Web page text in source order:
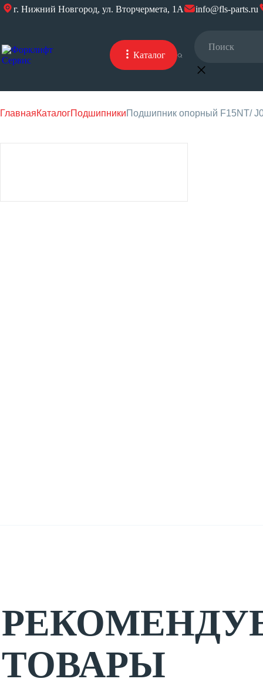
г. Нижний Новгород, ул. Вторчермета, 1А info@fls-parts.ru
Каталог
ГлавнаяКаталогПодшипники Подшипник
ТОВАРЫ